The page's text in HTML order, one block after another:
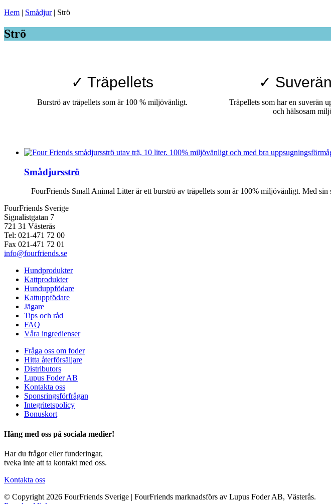
Hem | Smådjur| Strö
Strö
✓ Träpellets
Burströ av träpellets som är 100 % miljövänligt.
✓
Träpellets som har en suverän
och hälsosam
Smådjursströ
FourFriends Small Animal Litter är ett burströ av träpellets som är 100% miljövänligt. Med
FourFriends Sverige
Signalistgatan 7
721 31 Västerås
Tel: 021-471 72 00
Fax 021-471 72 01
info@fourfriends.se
Hundprodukter
Kattprodukter
Hunduppfödare
Kattuppfödare
Jägare
Tips och råd
FAQ
Våra ingredienser
Fråga oss om foder
Hitta återförsäljare
Distributors
Lupus Foder AB
Kontakta oss
Sponsringsförfrågan
Integritetspolicy
Bonuskort
Häng med oss på sociala medier!
Har du frågor eller funderingar,
tveka inte att ta kontakt med oss.
Kontakta oss
© Copyright 2026 FourFriends Sverige | FourFriends marknadsförs av Lupus Foder AB, Västerås.